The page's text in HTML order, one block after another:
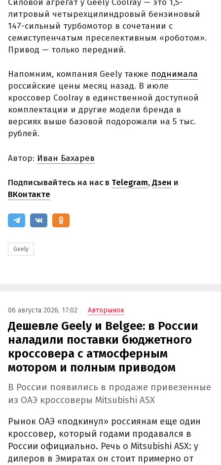
Силовой агрегат у Geely Coolray — это 1,5-
литровый четырехцилиндровый бензиновый
147-сильный турбомотор в сочетании с
семиступенчатым преселективным «роботом».
Привод — только передний.
Напомним, компания Geely также поднимала
российские цены месяц назад. В июле
кроссовер Coolray в единственной доступной
комплектации и другие модели бренда в
версиях выше базовой подорожали на 5 тыс.
рублей.
Автор: Иван Бахарев
Подписывайтесь на нас в Telegram,Дзен и
ВКонтакте
Geely
06 августа 2026, 17:02 Авторынок
Дешевле Geely и Belgee: в России
наладили поставки бюджетного
кроссовера с атмосферным
мотором и полным приводом
В России появились в продаже привезенные
из ОАЭ кроссоверы Mitsubishi ASX
Рынок ОАЭ «подкинул» россиянам еще один
кроссовер, который годами продавался в
России официально. Речь о Mitsubishi ASX: у
дилеров в Эмиратах он стоит примерно от